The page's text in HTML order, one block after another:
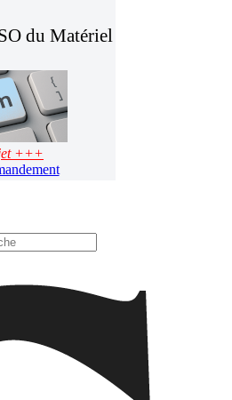
du Matériel
+++